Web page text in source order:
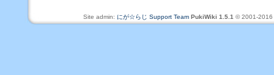
Site admin: にが☆らじ Support Team PukiWiki 1.5.1 © 2001-2016